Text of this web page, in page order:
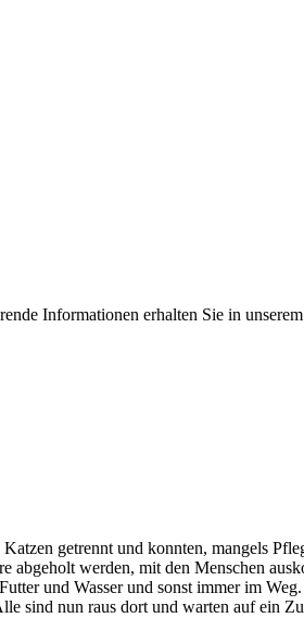
Informationen erhalten Sie in
getrennt und konnten, mangels
werden, mit den Menschen
und Wasser und sonst immer im
sind nun raus dort und warten auf ein